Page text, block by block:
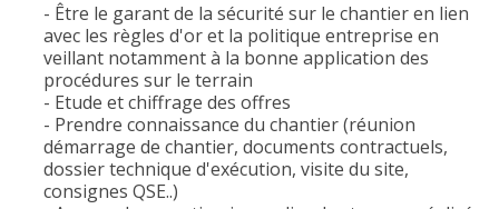
- Être le garant de la sécurité sur le chantier en lien
avec les règles d'or et la politique entreprise en
veillant notamment à la bonne application des
procédures sur le terrain
- Etude et chiffrage des offres
- Prendre connaissance du chantier (réunion
démarrage de chantier, documents contractuels,
dossier technique d'exécution, visite du site,
consignes QSE..)